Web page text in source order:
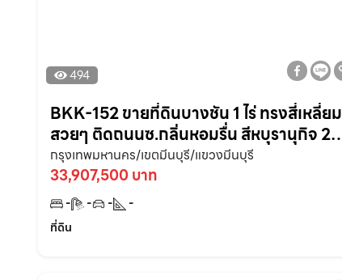
494
BKK-152 ขายที่ดินบางชัน 1 ไร่ ทรงสี่เหลี่ยม
สวยๆ ติดถนนซ.กลิ่นหอมรื่น สีหบุรานุกิจ 2
มีนบุรี (เมือง)
กรุงเทพมหานคร/เขตมีนบุรี/แขวงมีนบุรี
33,907,500 บาท
- - -
-
ที่ดิน